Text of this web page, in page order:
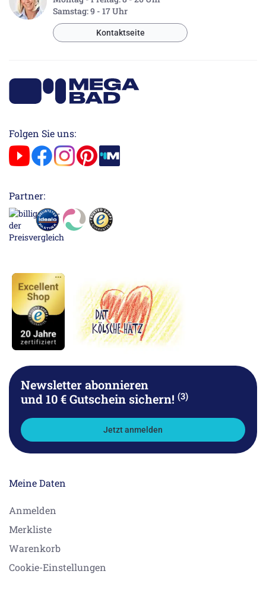
Samstag: 9 - 17 Uhr
Kontaktseite
Folgen Sie uns:
Partner:
Newsletter abonnieren
und 10 € Gutschein sichern! (3)
Jetzt anmelden
Meine Daten
Anmelden
Merkliste
Warenkorb
Cookie-Einstellungen